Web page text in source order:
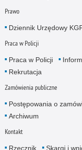
Prawo
Dziennik Urzędowy
Praca w Policji
Praca w Policji
Rekrutacja
Zamówienia publiczne
Postępowania o
Archiwum
Kontakt
Rzecznik Skargi i